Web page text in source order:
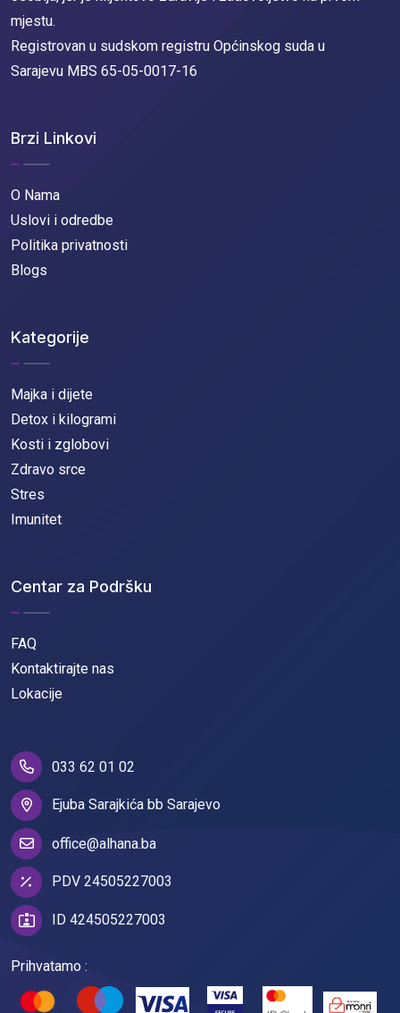
mjestu.
Registrovan u sudskom registru Općinskog suda u
Sarajevu MBS 65-05-0017-16
Brzi Linkovi
O Nama
Uslovi i odredbe
Politika privatnosti
Blogs
Kategorije
Majka i dijete
Detox i kilogrami
Kosti i zglobovi
Zdravo srce
Stres
Imunitet
Centar za Podršku
FAQ
Kontaktirajte nas
Lokacije
033 62 01 02
Ejuba Sarajkića bb Sarajevo
office@alhana.ba
PDV 24505227003
ID 424505227003
Prihvatamo :